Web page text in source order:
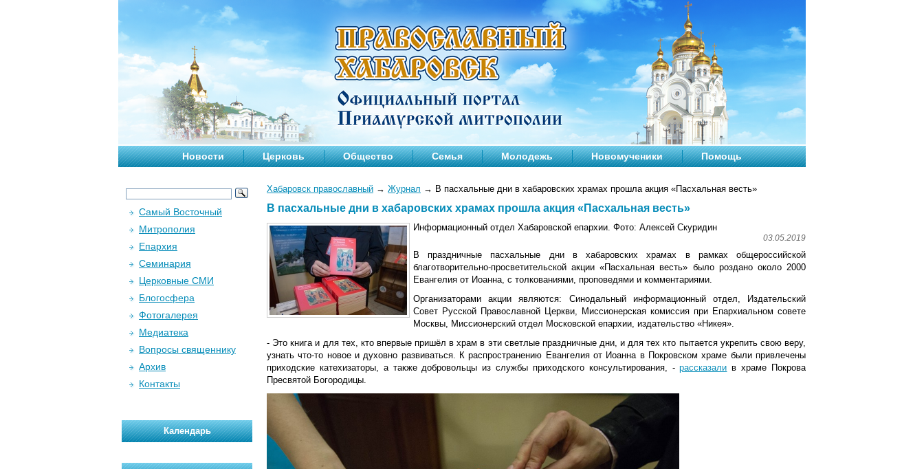
Новости Церковь Общество Семья Молодежь Новомученики Помощь
Хабаровск православный → Журнал → В пасхальные дни в хабаровских храмах прошла акция «Пасхальная весть»
В пасхальные дни в хабаровских храмах прошла акция «Пасхальная весть»
Информационный отдел Хабаровской епархии. Фото: Алексей Скуридин
03.05.2019
В праздничные пасхальные дни в хабаровских храмах в рамках общероссийской
благотворительно-просветительской акции «Пасхальная весть» было роздано около 2000
Евангелия от Иоанна, с толкованиями, проповедями и комментариями.
Организаторами акции являются: Синодальный информационный отдел, Издательский
Совет Русской Православной Церкви, Миссионерская комиссия при Епархиальном совете
Москвы, Миссионерский отдел Московской епархии, издательство «Никея».
- Это книга и для тех, кто впервые пришёл в храм в эти светлые праздничные дни, и для тех кто пытается укрепить свою веру,
узнать что-то новое и духовно развиваться. К распространению Евангелия от Иоанна в Покровском храме были привлечены
приходские катехизаторы, а также добровольцы из службы приходского консультирования, -рассказали в храме Покрова
Пресвятой Богородицы.
Самый Восточный
Митрополия
Епархия
Семинария
Церковные СМИ
Блогосфера
Фотогалерея
Медиатека
Вопросы священнику
Архив
Контакты
Календарь